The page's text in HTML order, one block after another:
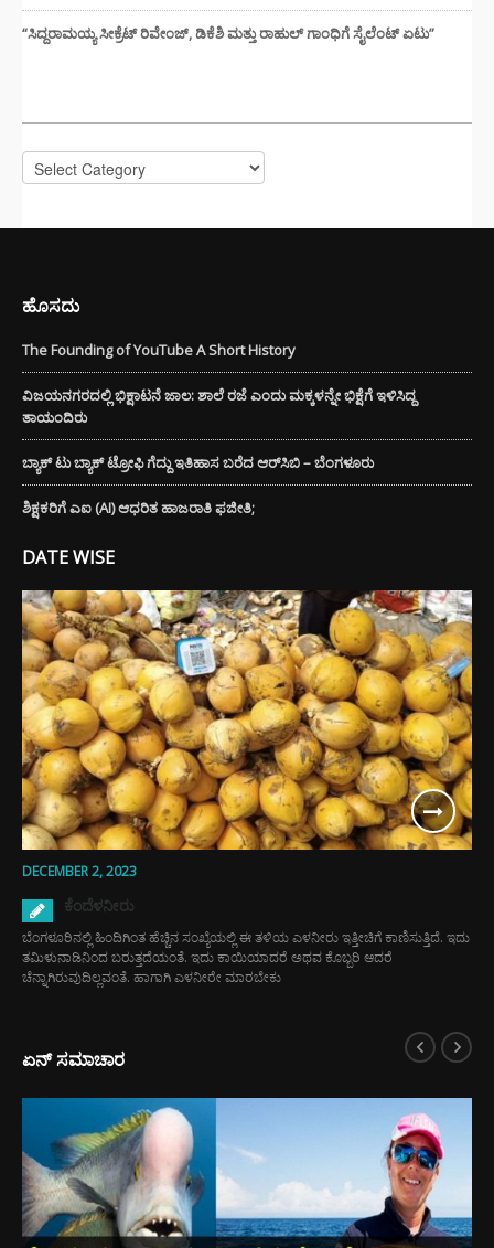
“ಸಿದ್ದರಾಮಯ್ಯ ಸೀಕ್ರೆಟ್ ರಿವೇಂಜ್‌, ಡಿಕೆಶಿ ಮತ್ತು ರಾಹುಲ್‌ ಗಾಂಧಿಗೆ ಸೈಲೆಂಟ್ ಏಟು”
Categories
ಹೊಸದು
The Founding of YouTube A Short History
ವಿಜಯನಗರದಲ್ಲಿ ಭಿಕ್ಷಾಟನೆ ಜಾಲ: ಶಾಲೆ ರಜೆ ಎಂದು ಮಕ್ಕಳನ್ನೇ ಭಿಕ್ಷೆಗೆ ಇಳಿಸಿದ್ದ
ತಾಯಂದಿರು
ಬ್ಯಾಕ್ ಟು ಬ್ಯಾಕ್ ಟ್ರೋಫಿ ಗೆದ್ದು ಇತಿಹಾಸ ಬರೆದ ಆರ್‌ಸಿಬಿ – ಬೆಂಗಳೂರು
ಶಿಕ್ಷಕರಿಗೆ ಎಐ (AI) ಆಧರಿತ ಹಾಜರಾತಿ ಫಜೀತಿ;
DATE WISE
DECEMBER 2, 2023
ಕೆಂದೆಳನೀರು
ಬೆಂಗಳೂರಿನಲ್ಲಿ ಹಿಂದಿಗಿಂತ ಹೆಚ್ಚಿನ ಸಂಖ್ಯೆಯಲ್ಲಿ ಈ ತಳಿಯ ಎಳನೀರು ಇತ್ತೀಚಿಗೆ ಕಾಣಿಸುತ್ತಿದೆ. ಇದು
ತಮಿಳುನಾಡಿನಿಂದ ಬರುತ್ತದೆಯಂತೆ. ಇದು ಕಾಯಿಯಾದರೆ ಅಥವ ಕೊಬ್ಬರಿ ಆದರೆ
ಚೆನ್ನಾಗಿರುವುದಿಲ್ಲವಂತೆ. ಹಾಗಾಗಿ ಎಳನೀರೇ ಮಾರಬೇಕು
ಏನ್ ಸಮಾಚಾರ